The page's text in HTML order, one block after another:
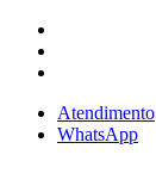
Atendimento
WhatsApp